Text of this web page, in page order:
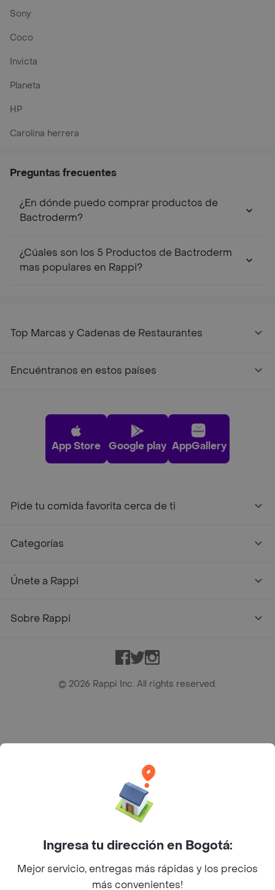
Sony
Coco
Invicta
Planeta
HP
Carolina herrera
Preguntas frecuentes
¿En dónde puedo comprar productos de
Bactroderm?
¿Cúales son los 5 Productos de Bactroderm
mas populares en Rappi?
Top Marcas y Cadenas de Restaurantes
Encuéntranos en estos países
App Store Google play AppGallery
Pide tu comida favorita cerca de ti
Categorías
Únete a Rappi
Sobre Rappi
Facebook
TwitterInstagram
© 2026 Rappi Inc. All rights reserved.
Bogotá D.C. --- notificacionesrappi@rappi.com
Ingresa tu dirección en Bogotá:
Mejor servicio, entregas más rápidas y los precios
más convenientes!